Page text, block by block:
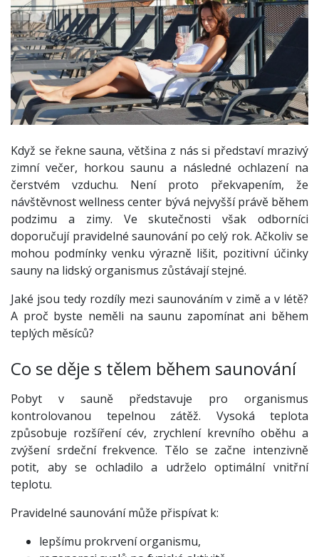
Když se řekne sauna, většina z nás si představí mrazivý
zimní večer, horkou saunu a následné ochlazení na
čerstvém vzduchu. Není proto překvapením, že
návštěvnost wellness center bývá nejvyšší právě během
podzimu a zimy. Ve skutečnosti však odborníci
doporučují pravidelné saunování po celý rok. Ačkoliv se
mohou podmínky venku výrazně lišit, pozitivní účinky
sauny na lidský organismus zůstávají stejné.
Jaké jsou tedy rozdíly mezi saunováním v zimě a v létě?
A proč byste neměli na saunu zapomínat ani během
teplých měsíců?
Co se děje s tělem během saunování
Pobyt v sauně představuje pro organismus
kontrolovanou tepelnou zátěž. Vysoká teplota
způsobuje rozšíření cév, zrychlení krevního oběhu a
zvýšení srdeční frekvence. Tělo se začne intenzivně
potit, aby se ochladilo a udrželo optimální vnitřní
teplotu.
Pravidelné saunování může přispívat k:
lepšímu prokrvení organismu,